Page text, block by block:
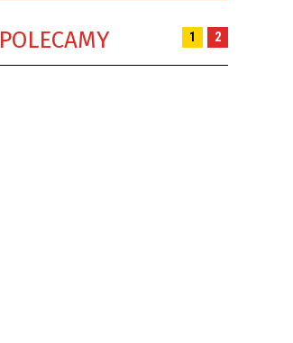
POLECAMY 1 2